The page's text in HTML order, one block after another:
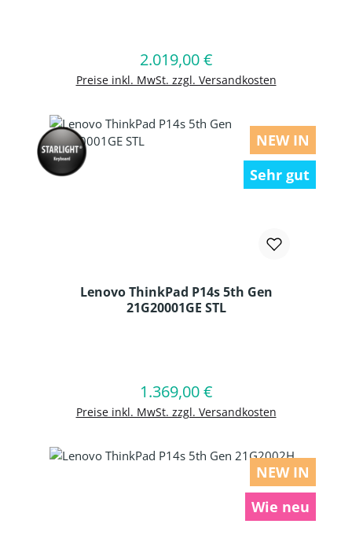
Regulärer Preis:
2.019,00 €
Preise inkl. MwSt. zzgl. Versandkosten
In den Warenkorb
NEW IN
Sehr gut
Lenovo ThinkPad P14s 5th Gen
21G20001GE STL
Regulärer Preis:
1.369,00 €
Preise inkl. MwSt. zzgl. Versandkosten
In den Warenkorb
NEW IN
Wie neu